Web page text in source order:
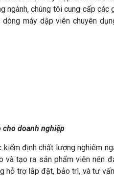
ngành, chúng tôi cung cấp các
máy dập viên chuyên
cho doanh nghiệp
định chất lượng nghiêm
và tạo ra sản phẩm viên nén
hỗ trợ lắp đặt, bảo trì, và tư